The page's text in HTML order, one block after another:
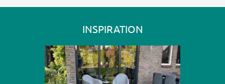
INSPIRATION